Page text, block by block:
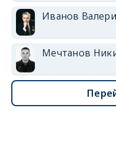
Иванов
Мечтанов